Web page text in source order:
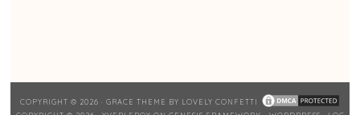
COPYRIGHT © 2026 · GRACE THEME BY LOVELY CONFETTI